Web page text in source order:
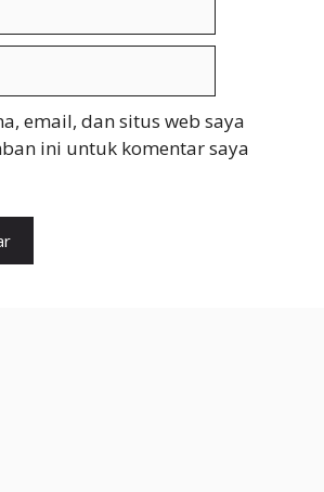
email, dan situs web saya
ini untuk komentar saya